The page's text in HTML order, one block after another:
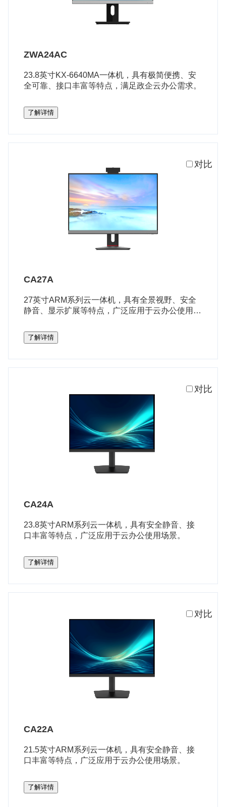
ZWA24AC
23.8英寸KX-6640MA一体机，具有极简便携、安
全可靠、接口丰富等特点，满足政企云办公需求。
了解详情
对比
CA27A
27英寸ARM系列云一体机，具有全景视野、安全
静音、显示扩展等特点，广泛应用于云办公使用场
了解详情
对比
CA24A
23.8英寸ARM系列云一体机，具有安全静音、接
口丰富等特点，广泛应用于云办公使用场景。
了解详情
对比
CA22A
21.5英寸ARM系列云一体机，具有安全静音、接
口丰富等特点，广泛应用于云办公使用场景。
了解详情